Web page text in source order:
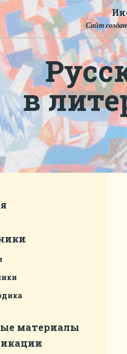
Сайт
в
материалы